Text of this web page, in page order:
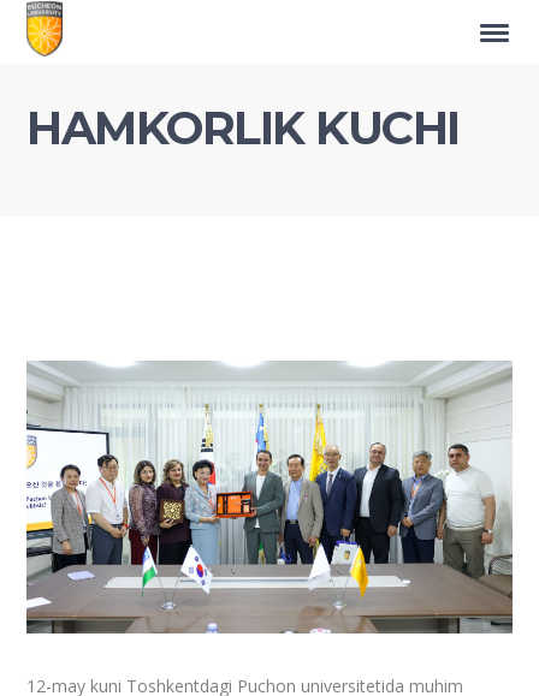
HAMKORLIK KUCHI
12-may kuni Toshkentdagi Puchon universitetida muhim